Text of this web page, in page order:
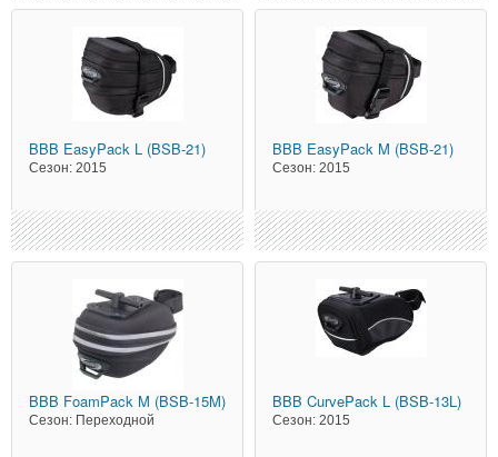
BBB EasyPack L (BSB-21)
Сезон: 2015
BBB EasyPack M (BSB-21)
Сезон: 2015
BBB FoamPack M (BSB-15M)
Сезон: Переходной
BBB CurvePack L (BSB-13L)
Сезон: 2015